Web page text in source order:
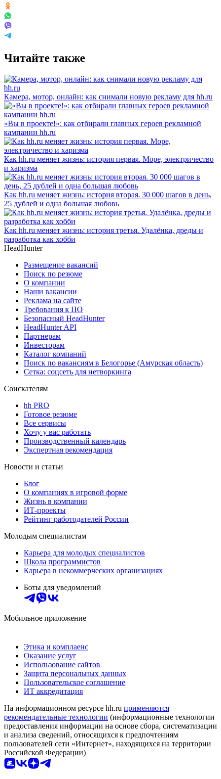
Читайте также
Камера, мотор, онлайн: как снимали новую рекламу для hh.ru
«Вы в проекте!»: как отбирали главных героев рекламной
кампании hh.ru
Как hh.ru меняет жизнь: история первая. Море, электричество
и харизма
Как hh.ru меняет жизнь: история вторая. 30 000 шагов в день,
25 дублей и одна большая любовь
Как hh.ru меняет жизнь: история третья. Удалёнка, дреды и
разработка как хобби
HeadHunter
Размещение вакансий
Поиск по резюме
О компании
Наши вакансии
Реклама на сайте
Требования к ПО
Безопасный HeadHunter
HeadHunter API
Партнерам
Инвесторам
Каталог компаний
Поиск по вакансиям в Белогорье (Амурская область)
Сетка: соцсеть для нетворкинга
Соискателям
hh PRO
Готовое резюме
Все сервисы
Хочу у вас работать
Производственный календарь
Экспертная рекомендация
Новости и статьи
Блог
О компаниях в игровой форме
Жизнь в компании
ИТ-проекты
Рейтинг работодателей России
Молодым специалистам
Карьера для молодых специалистов
Школа программистов
Карьера в некоммерческих организациях
Боты для уведомлений
Мобильное приложение
Этика и комплаенс
Оказание услуг
Использование сайтов
Защита персональных данных
Пользовательское соглашение
ИТ аккредитация
На информационном ресурсе hh.ru применяются
рекомендательные технологии (информационные технологии
предоставления информации на основе сбора, систематизации
и анализа сведений, относящихся к предпочтениям
пользователей сети «Интернет», находящихся на территории
Российской Федерации)